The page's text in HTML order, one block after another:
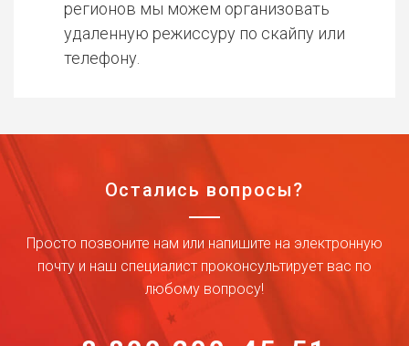
регионов мы можем организовать
удаленную режиссуру по скайпу или
телефону.
Остались вопросы?
Просто позвоните нам или напишите на электронную
почту и наш специалист проконсультирует вас по
любому вопросу!